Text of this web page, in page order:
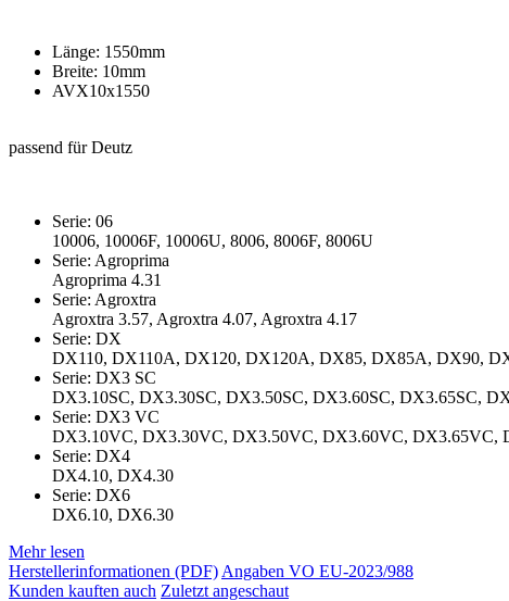
Länge: 1550mm
Breite: 10mm
AVX10x1550
passend für Deutz
Serie: 06
10006, 10006F, 10006U, 8006, 8006F, 8006U
Serie: Agroprima
Agroprima 4.31
Serie: Agroxtra
Agroxtra 3.57, Agroxtra 4.07, Agroxtra 4.17
Serie: DX
DX110, DX110A, DX120, DX120A, DX85, DX85A, DX90,
Serie: DX3 SC
DX3.10SC, DX3.30SC, DX3.50SC, DX3.60SC, DX3.65SC,
Serie: DX3 VC
DX3.10VC, DX3.30VC, DX3.50VC, DX3.60VC, DX3.65VC,
Serie: DX4
DX4.10, DX4.30
Serie: DX6
DX6.10, DX6.30
Mehr lesen
Herstellerinformationen (PDF) Angaben VO EU-2023/988
Kunden kauften auch Zuletzt angeschaut